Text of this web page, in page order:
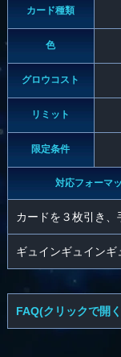
カード種類
色
グロウコスト
リミット
限定条件
対応フォーマ
カードを３枚引き、
ギュインギュインギ
FAQ(クリックで開